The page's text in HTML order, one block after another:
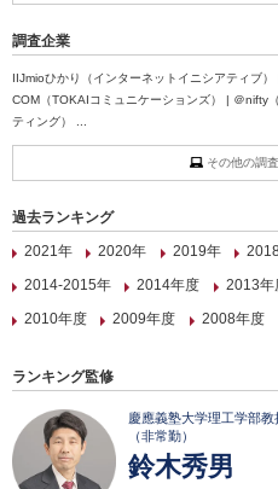
調査企業
IIJmioひかり（インターネットイニシアティブ
COM（TOKAIコミュニケーションズ） | ＠nifty
ティング） ...
その他の調
過去ランキング
2021年
2020年 2019年
2014-2015年
2014年度 2013年
2010年度
2009年度 2008年度
ランキング監修
慶應義塾大学理工学部
（非常勤）
鈴木秀男